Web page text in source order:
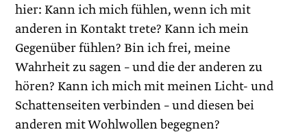
hier: Kann ich mich fühlen, wenn ich mit
anderen in Kontakt trete? Kann ich mein
Gegenüber fühlen? Bin ich frei, meine
Wahrheit zu sagen – und die der anderen zu
hören? Kann ich mich mit meinen Licht- und
Schattenseiten verbinden – und diesen bei
anderen mit Wohlwollen begegnen?